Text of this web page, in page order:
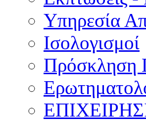
Υπηρεσία
Ισολογισμοί
Πρόσκληση